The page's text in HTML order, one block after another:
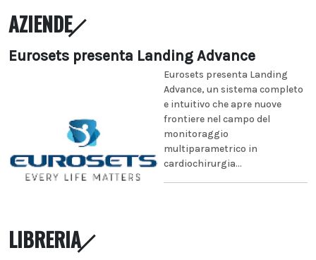
AZIENDE
Eurosets presenta Landing Advance
Eurosets presenta Landing
Advance, un sistema completo
e intuitivo che apre nuove
frontiere nel campo del
monitoraggio
multiparametrico in
cardiochirurgia...
LIBRERIA